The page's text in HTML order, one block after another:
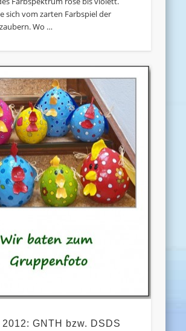
sich vom zarten Farbspiel der
Wo …
2012: GNTH bzw. DSDS